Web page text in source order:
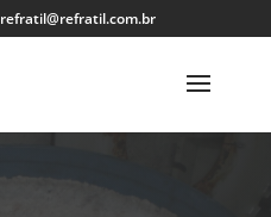
refratil@refratil.com.br